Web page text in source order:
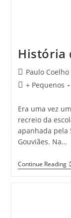
História
Post
author:
Paulo Coelho
Post+ Pequenos
Era uma vez
recreio da
apanhada pela
Gouviães. Na…
Continue Reading